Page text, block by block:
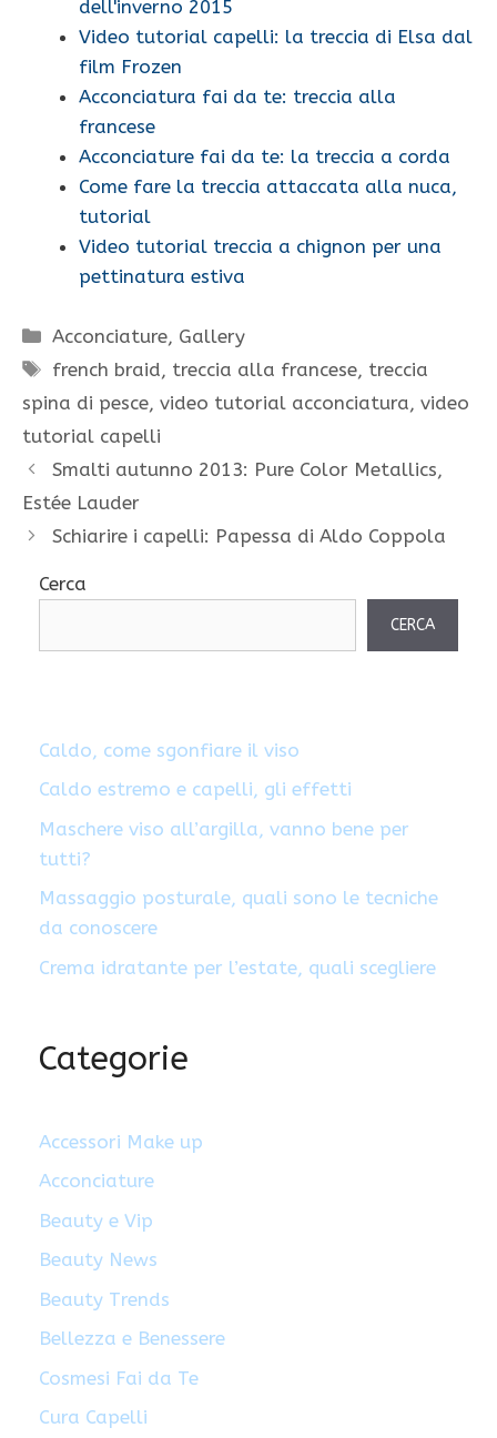
dell'inverno 2015
Video tutorial capelli: la treccia di Elsa dal
film Frozen
Acconciatura fai da te: treccia alla
francese
Acconciature fai da te: la treccia a corda
Come fare la treccia attaccata alla nuca,
tutorial
Video tutorial treccia a chignon per una
pettinatura estiva
Categorie
Acconciature, Gallery
Tag
french braid, treccia alla francese, treccia
spina di pesce, video tutorial acconciatura, video
tutorial capelli
Smalti autunno 2013: Pure Color Metallics,
Estée Lauder
Schiarire i capelli: Papessa di Aldo Coppola
Cerca
CERCA
Caldo, come sgonfiare il viso
Caldo estremo e capelli, gli effetti
Maschere viso all’argilla, vanno bene per
tutti?
Massaggio posturale, quali sono le tecniche
da conoscere
Crema idratante per l’estate, quali scegliere
Categorie
Accessori Make up
Acconciature
Beauty e Vip
Beauty News
Beauty Trends
Bellezza e Benessere
Cosmesi Fai da Te
Cura Capelli